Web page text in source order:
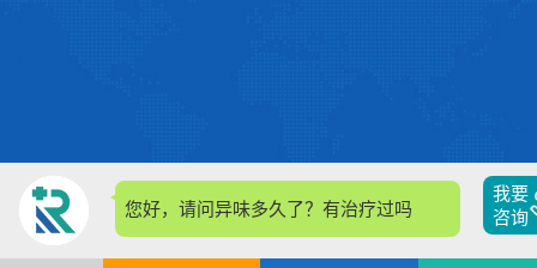
您好，请问异味多久了？有治疗过吗？
我要
咨询